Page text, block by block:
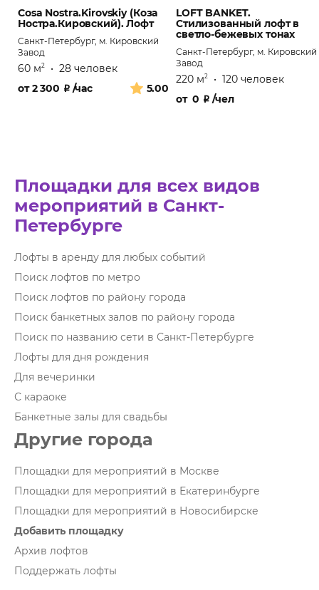
Cosa Nostra.Kirovskiy (Коза
Ностра.Кировский). Лофт
Санкт-Петербург, м. Кировский
Завод
60 м2 • 28 человек
5.00
от2 300 ₽ /час
LOFT BANKET.
Стилизованный лофт в
светло-бежевых тонах
Санкт-Петербург, м. Кировский
Завод
220 м2 • 120 человек
от0 ₽ /чел
Площадки для всех видов
мероприятий в Санкт-
Петербурге
Лофты в аренду для любых событий
Поиск лофтов по метро
Поиск лофтов по району города
Поиск банкетных залов по району города
Поиск по названию сети в Санкт-Петербурге
Лофты для дня рождения
Для вечеринки
С караоке
Банкетные залы для свадьбы
Другие города
Площадки для мероприятий в Москве
Площадки для мероприятий в Екатеринбурге
Площадки для мероприятий в Новосибирске
Добавить площадку
Архив лофтов
Поддержать лофты